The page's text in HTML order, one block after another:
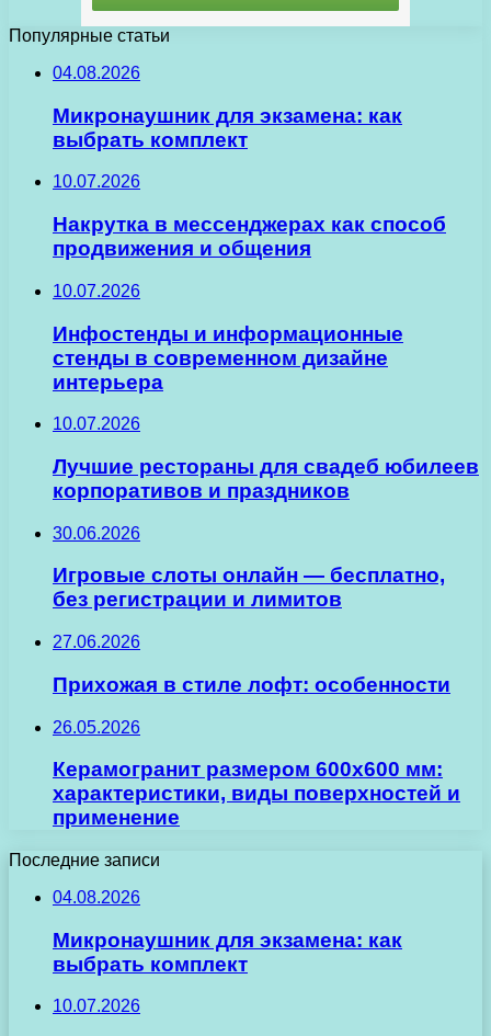
Популярные статьи
04.08.2026
Микронаушник для экзамена: как
выбрать комплект
10.07.2026
Накрутка в мессенджерах как способ
продвижения и общения
10.07.2026
Инфостенды и информационные
стенды в современном дизайне
интерьера
10.07.2026
Лучшие рестораны для свадеб юбилеев
корпоративов и праздников
30.06.2026
Игровые слоты онлайн — бесплатно,
без регистрации и лимитов
27.06.2026
Прихожая в стиле лофт: особенности
26.05.2026
Керамогранит размером 600х600 мм:
характеристики, виды поверхностей и
применение
Последние записи
04.08.2026
Микронаушник для экзамена: как
выбрать комплект
10.07.2026